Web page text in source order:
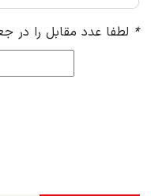
* لطفا عدد مقابل را در